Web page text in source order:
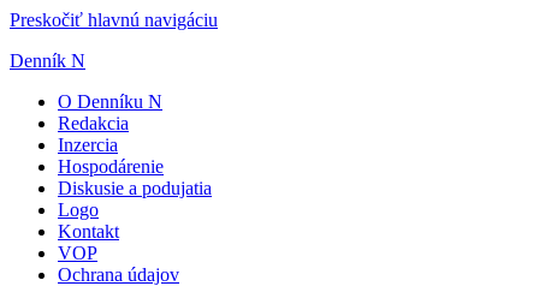
Preskočiť hlavnú navigáciu
Denník N
O Denníku N
Redakcia
Inzercia
Hospodárenie
Diskusie a podujatia
Logo
Kontakt
VOP
Ochrana údajov